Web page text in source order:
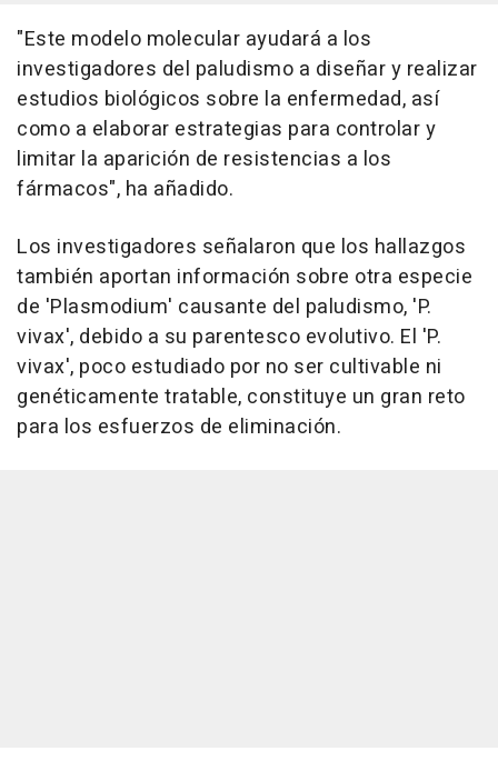
"Este modelo molecular ayudará a los
investigadores del paludismo a diseñar y realizar
estudios biológicos sobre la enfermedad, así
como a elaborar estrategias para controlar y
limitar la aparición de resistencias a los
fármacos", ha añadido.
Los investigadores señalaron que los hallazgos
también aportan información sobre otra especie
de 'Plasmodium' causante del paludismo, 'P.
vivax', debido a su parentesco evolutivo. El 'P.
vivax', poco estudiado por no ser cultivable ni
genéticamente tratable, constituye un gran reto
para los esfuerzos de eliminación.